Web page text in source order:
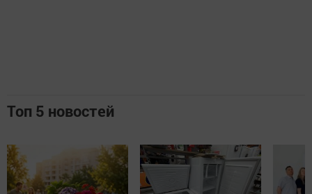
Топ 5 новостей